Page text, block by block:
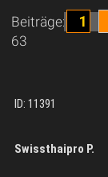
Beiträge:
63
1
ID: 11391
Swissthaipro P.